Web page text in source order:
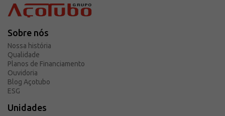
Sobre nós
Nossa história
Qualidade
Planos de Financiamento
Ouvidoria
Blog Açotubo
ESG
Unidades